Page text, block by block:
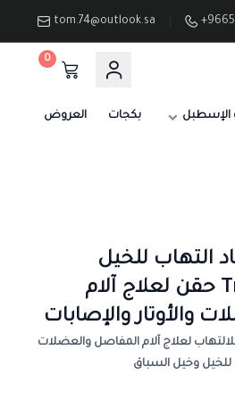
tom.74@outlook.sa
0
الإسطبل بكجات العروض
التهاب للخيل
تروميل Traumeel حقن لعلاج آلام
والأوتار والإصابات
لعلاج آلام المفاصل والعضلات
للخيل وخيل السباق